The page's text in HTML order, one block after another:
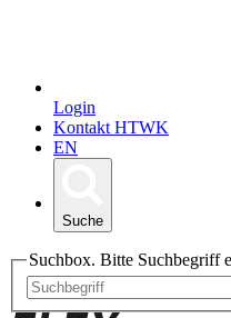
Login
Kontakt HTWK
EN
Suche
Suchbox. Bitte Suchbegriff